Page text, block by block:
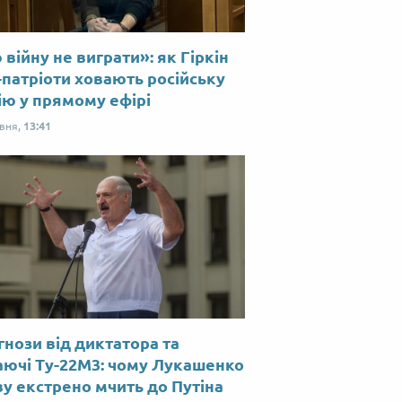
не виграти»: як Гіркін
ховають російську
у прямому ефірі
13:41
від диктатора та
Ту-22М3: чому Лукашенко
екстрено мчить до Путіна